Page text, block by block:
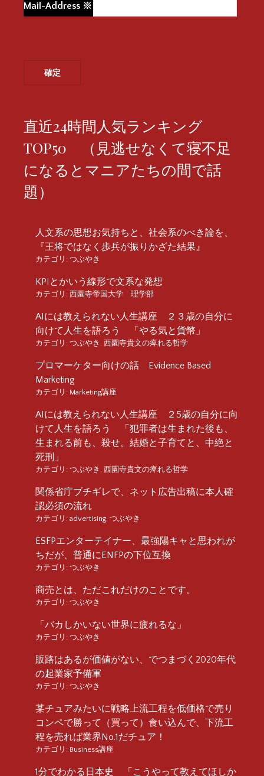
Mail-Address ※
直近24時間人気ランキング
TOP50 （見逃せなくて寝不足
になるとマニアたちの間で話
題）
人文系の思想お気持ちと、社会系のべき論を、
『王将ではなく歩兵が振りかざた結果』
カテゴリ: つぶやき
KPIとかいう線形で文系な発想
カテゴリ: 西園寺帝国大学 理学部
AIには教えられない人生講座 ２３歳の自分に
向けて人生を語ろう 「やる気と貨幣」
カテゴリ: つぶやき 西園寺貴文の痺れる哲学
プロマーケター向けの話 Evidence Based
Marketing
カテゴリ: Marketing講座
AIには教えられない人生講座 ２5歳の自分に向
けて人生を語ろう 「犯罪者は生まれた後も、
生まれる前も、殺せ。結婚と子育てと、中絶と
死刑」
カテゴリ: つぶやき 西園寺貴文の痺れる哲学
関係省庁ブチギレで、ネット広告出稿に本人確
認必須の流れ
カテゴリ: advertising つぶやき
ESFPエンターテイナー、最強陽キャと思われが
ちだが、普通にENFPの下位互換
カテゴリ: つぶやき
商売とは、ただこれだけのことです。
カテゴリ: つぶやき
「バカしかいない世界に疲れるな」
カテゴリ: つぶやき
販路はあるが価値がない、でつまづく2020年代
の起業家予備軍
カテゴリ: つぶやき
某チュアみたいに戦略上流工程を低価格で売り
コンペで勝って（買って）食い込んで、下流工
程を売れば業界No.1だチュア！
カテゴリ: Business講座
1分でわかる日本史 「こうやって教えてほしか